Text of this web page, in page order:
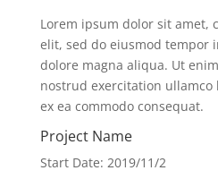
Lorem ipsum dolor sit amet,
elit, sed do eiusmod tempor
dolore magna aliqua. Ut
nostrud exercitation
ex ea commodo consequat.
Project Name
Start Date: 2019/11/2